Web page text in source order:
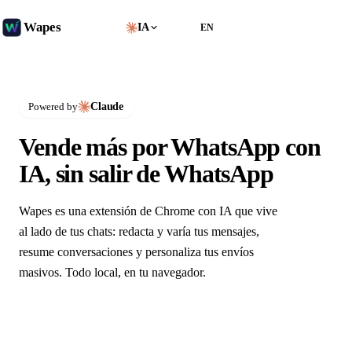
Wapes IA EN
Powered by Claude
Vende más por WhatsApp con
IA, sin salir de WhatsApp
Wapes es una extensión de Chrome con IA que vive
al lado de tus chats: redacta y varía tus mensajes,
resume conversaciones y personaliza tus envíos
masivos. Todo local, en tu navegador.